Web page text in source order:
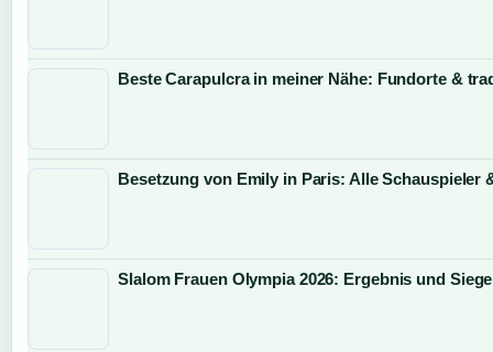
Beste Carapulcra in meiner Nähe: Fundorte &
Besetzung von Emily in Paris: Alle Schauspieler
Slalom Frauen Olympia 2026: Ergebnis und